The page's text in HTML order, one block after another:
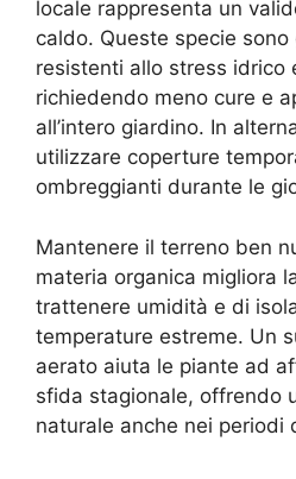
locale rappresenta un
caldo. Queste specie
resistenti allo stress idrico
richiedendo meno cure e
all’intero giardino. In
utilizzare coperture
ombreggianti durante le
Mantenere il terreno ben
materia organica migliora
trattenere umidità e di
temperature estreme. Un
aerato aiuta le piante ad
sfida stagionale, offrendo
naturale anche nei periodi